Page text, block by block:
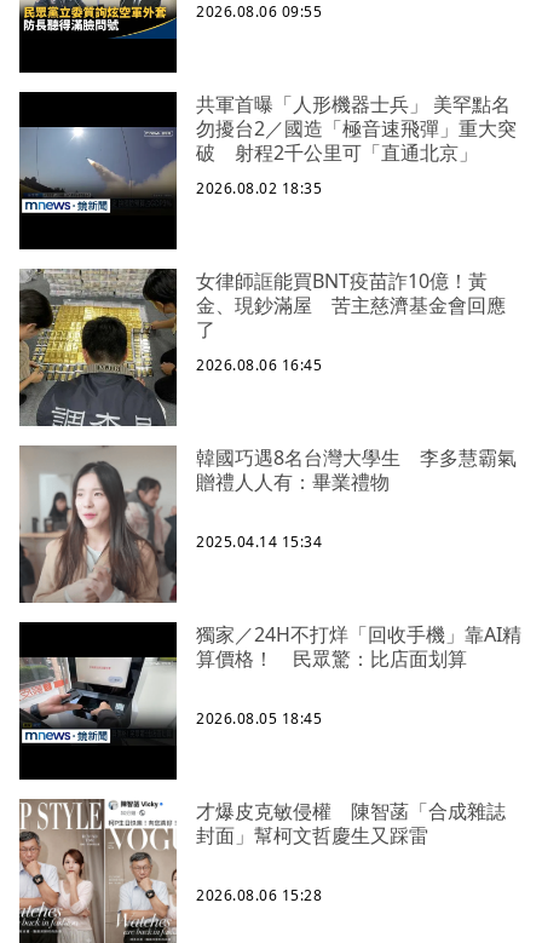
2026.08.06 09:55
共軍首曝「人形機器士兵」 美罕點名
勿擾台2／國造「極音速飛彈」重大突
破 射程2千公里可「直通北京」
2026.08.02 18:35
女律師誆能買BNT疫苗詐10億！黃
金、現鈔滿屋 苦主慈濟基金會回應
了
2026.08.06 16:45
韓國巧遇8名台灣大學生 李多慧霸氣
贈禮人人有：畢業禮物
2025.04.14 15:34
獨家／24H不打烊「回收手機」靠AI精
算價格！ 民眾驚：比店面划算
2026.08.05 18:45
才爆皮克敏侵權 陳智菡「合成雜誌
封面」幫柯文哲慶生又踩雷
2026.08.06 15:28